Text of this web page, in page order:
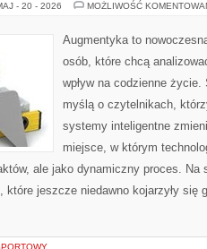
- 20 - 2026 MOŻLIWOŚĆ
Augmentyka to
osób, które chcą
wpływ na codzienne
myślą o czytelnikach,
systemy inteligentne
miejsce, w którym
ale jako dynamiczny proces.
jeszcze niedawno kojarzyły się